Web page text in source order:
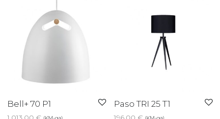
Bell+ 70 P1 Paso TRI 25 T1